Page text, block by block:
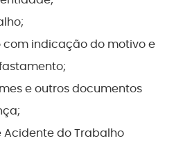
indicação do motivo e
e outros documentos
do Trabalho